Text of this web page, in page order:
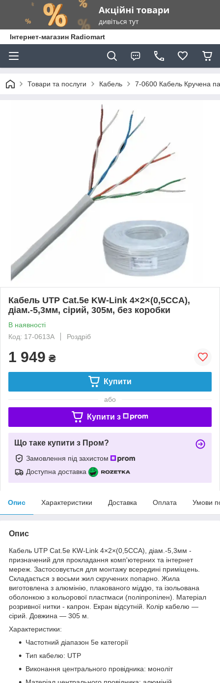
Інтернет-магазин Radiomart
Товари та послуги Кабель 7-0600 Кабель Кручена
Кабель UTP Сat.5e KW-Link 4×2×(0,5CCA),
діам.-5,3мм, сірий, 305м, без коробки
В наявності
Код: 17-0613A
Роздріб
1 949 ₴
Купити
або
Купити з
Що таке купити з Пром?
Замовлення під захистом
Доступна доставка
Опис Характеристики Доставка Оплата Умови
Опис
Кабель UTP Сat.5e KW-Link 4×2×(0,5CCA), діам.-5,3мм -
призначений для прокладання комп'ютерних та інтернет
мереж. Застосовується для монтажу всередині приміщень.
Складається з восьми жил скручених попарно. Жила
виготовлена з алюмінію, плакованого міддю, та ізольована
оболонкою з кольорової пластмаси (поліпропілен). Матеріал
розривної нитки - капрон. Екран відсутній. Колір кабелю —
сірий. Довжина — 305 м.
Характеристики:
Частотний діапазон 5е категорії
Тип кабелю: UTP
Виконання центрального провідника: моноліт